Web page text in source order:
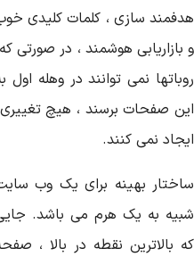
سازی ، کلمات کلیدی خوب
بازاریابی هوشمند ، در صورتی که
نمی توانند در وهله اول به
صفحات برسند ، هیچ تغییری
نمی کنند.
بهینه برای یک وب سایت
به یک هرم می باشد. جایی
بالاترین نقطه در بالا ، صفحه